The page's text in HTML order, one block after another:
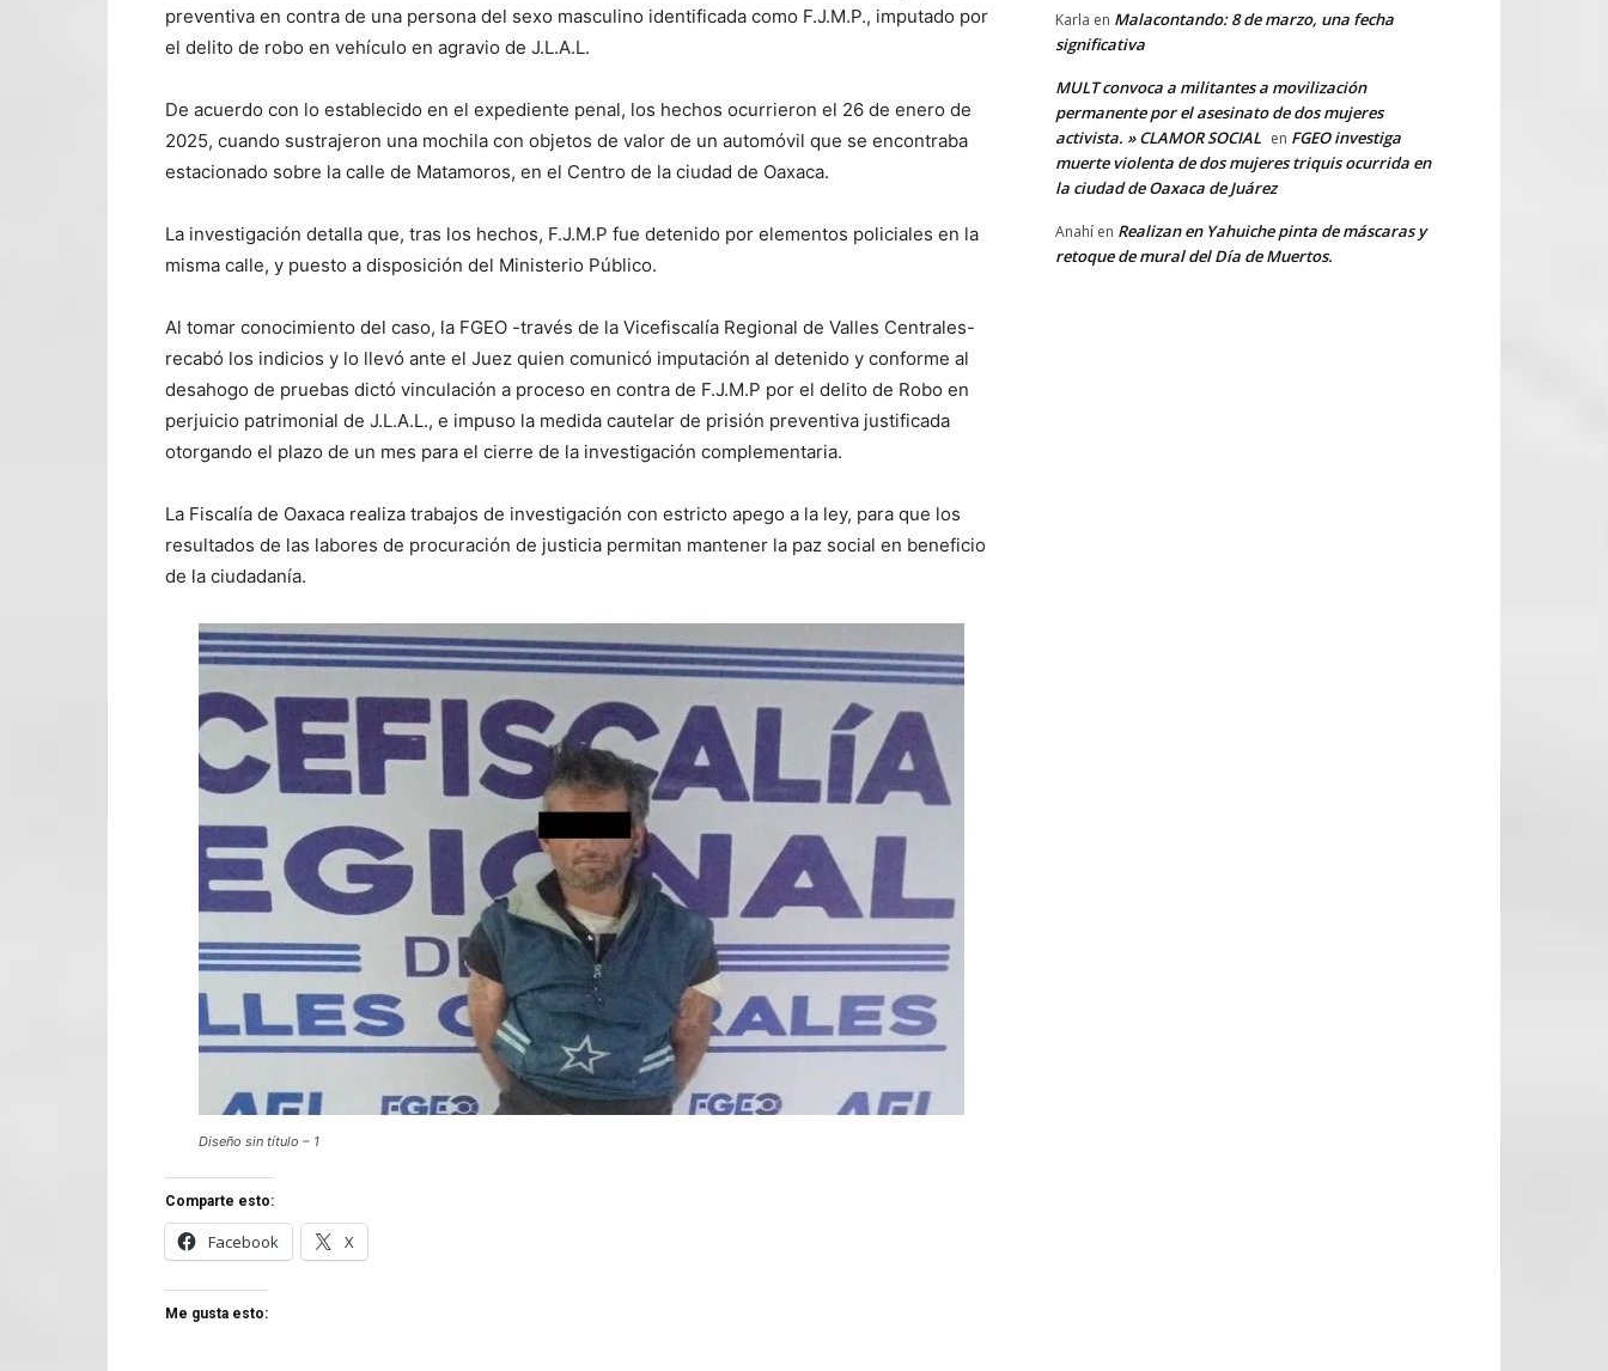
preventiva en contra de una persona del sexo masculino identificada como F.J.M.P., imputado por
el delito de robo en vehículo en agravio de J.L.A.L.
De acuerdo con lo establecido en el expediente penal, los hechos ocurrieron el 26 de enero de
2025, cuando sustrajeron una mochila con objetos de valor de un automóvil que se encontraba
estacionado sobre la calle de Matamoros, en el Centro de la ciudad de Oaxaca.
La investigación detalla que, tras los hechos, F.J.M.P fue detenido por elementos policiales en la
misma calle, y puesto a disposición del Ministerio Público.
Al tomar conocimiento del caso, la FGEO -través de la Vicefiscalía Regional de Valles Centrales-
recabó los indicios y lo llevó ante el Juez quien comunicó imputación al detenido y conforme al
desahogo de pruebas dictó vinculación a proceso en contra de F.J.M.P por el delito de Robo en
perjuicio patrimonial de J.L.A.L., e impuso la medida cautelar de prisión preventiva justificada
otorgando el plazo de un mes para el cierre de la investigación complementaria.
La Fiscalía de Oaxaca realiza trabajos de investigación con estricto apego a la ley, para que los
resultados de las labores de procuración de justicia permitan mantener la paz social en beneficio
de la ciudadanía.
Diseño sin título – 1
Comparte esto:
Facebook X
Me gusta esto:
Karla en Malacontando: 8 de marzo, una fecha
significativa
MULT convoca a militantes a movilización
permanente por el asesinato de dos mujeres
activista. » CLAMOR SOCIAL en FGEO investiga
muerte violenta de dos mujeres triquis ocurrida en
la ciudad de Oaxaca de Juárez
Anahí en Realizan en Yahuiche pinta de máscaras y
retoque de mural del Día de Muertos.